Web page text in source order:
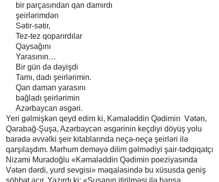
bir parçasından qan damırdı
şeirlərimdən
Sətir-sətir,
Tez-tez qoparırdılar
Qaysağını
Yarasının…
Bir gün də dəyişdi
Tamı, dadı şeirlərimin.
Qan daman yarasını
bağladı şeirlərimin
Azərbaycan əsgəri.
Yeri gəlmişkən qeyd edim ki, Kəmaləddin Qədimin Vətən,
Qarabağ-Şuşa, Azərbaycən əsgərinin keçdiyi döyüş yolu
barədə əvvəlki şeir kitablarında neçə-neçə şeirləri ilə
qarşılaşdım. Mərhum deməyə dilim gəlmədiyi şair-tədqiqatçı
Nizami Muradoğlu «Kəmaləddin Qədimin poeziyasında
Vətən dərdi, yurd sevgisi» məqaləsində bu xüsusda geniş